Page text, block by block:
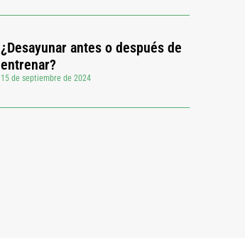
¿Desayunar antes o después de
entrenar?
15 de septiembre de 2024